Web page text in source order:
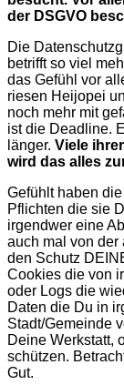
der DSGVO
Die
betrifft so viel
das Gefühl vor
riesen Heijopei
noch mehr mit
ist die Deadline.
länger. Viele
wird das alles
Gefühlt haben
Pflichten die sie
irgendwer eine
auch mal von der
den Schutz
Cookies die von
oder Logs die
Daten die Du in
Stadt/Gemeinde
Deine Werkstatt,
schützen.
Gut.